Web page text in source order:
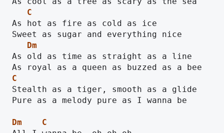
C
As hot as fire as cold as ice
Dm
As old as time as straight as a line
C
Stealth as a tiger, smooth as a glide
Pure as a melody pure as I wanna be
Dm
C